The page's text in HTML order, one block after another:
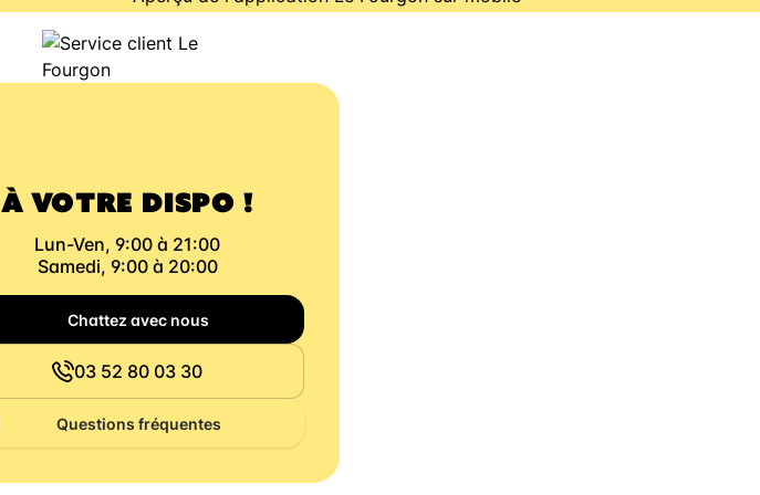
À VOTRE DISPO !
Lun-Ven, 9:00 à 21:00
Samedi, 9:00 à 20:00
Chattez avec nous
03 52 80 03 30
Questions fréquentes